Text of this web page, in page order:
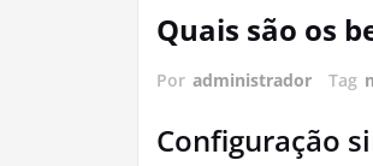
Quais são os
Por administrador Tag
Configuração